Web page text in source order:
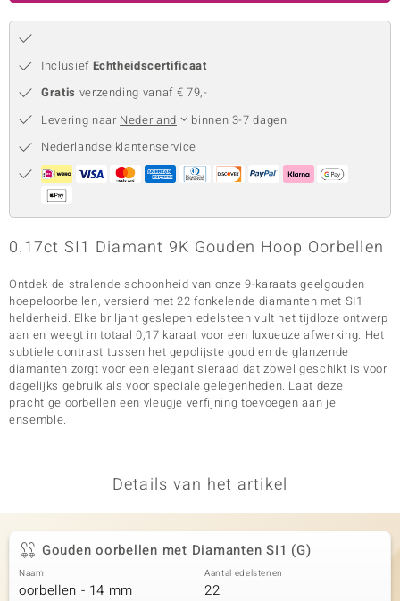
Inclusief Echtheidscertificaat
Gratis verzending vanaf € 79,-
Levering naar Nederland
binnen 3-7 dagen
Nederlandse klantenservice
0.17ct SI1 Diamant 9K Gouden Hoop Oorbellen
Ontdek de stralende schoonheid van onze 9-karaats geelgouden
hoepeloorbellen, versierd met 22 fonkelende diamanten met SI1
helderheid. Elke briljant geslepen edelsteen vult het tijdloze ontwerp
aan en weegt in totaal 0,17 karaat voor een luxueuze afwerking. Het
subtiele contrast tussen het gepolijste goud en de glanzende
diamanten zorgt voor een elegant sieraad dat zowel geschikt is voor
dagelijks gebruik als voor speciale gelegenheden. Laat deze
prachtige oorbellen een vleugje verfijning toevoegen aan je
ensemble.
Details van het artikel
Gouden oorbellen met Diamanten SI1 (G)
Naam
oorbellen - 14 mm
Aantal edelstenen
22